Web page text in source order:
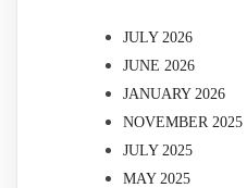
JULY 2026
JUNE 2026
JANUARY 2026
NOVEMBER 2025
JULY 2025
MAY 2025